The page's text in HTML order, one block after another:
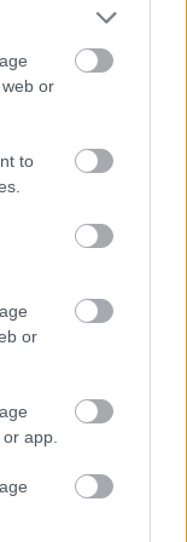
or
to
or
app.
Forum
5,8
és 7,8
idézett egy
Európában a
mutatják,
Ez
tűnik nagynak
fogja
Mindez állítólag
hangzott el
nem bal-
iszlamofób
a
Mindkét
ez a százalék